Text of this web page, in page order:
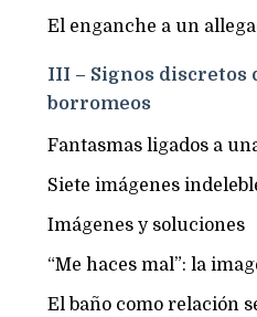
El enganche a un
III – Signos discretos
borromeos
Fantasmas ligados a
Siete imágenes
Imágenes y soluciones
“Me haces mal”: la
El baño como relación